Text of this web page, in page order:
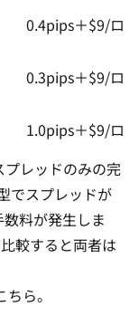
0.4pips＋$9/ロ
0.3pips＋$9/ロ
1.0pips＋$9/ロ
レッドのみの完
でスプレッドが
料が発生しま
較すると両者は
ちら。